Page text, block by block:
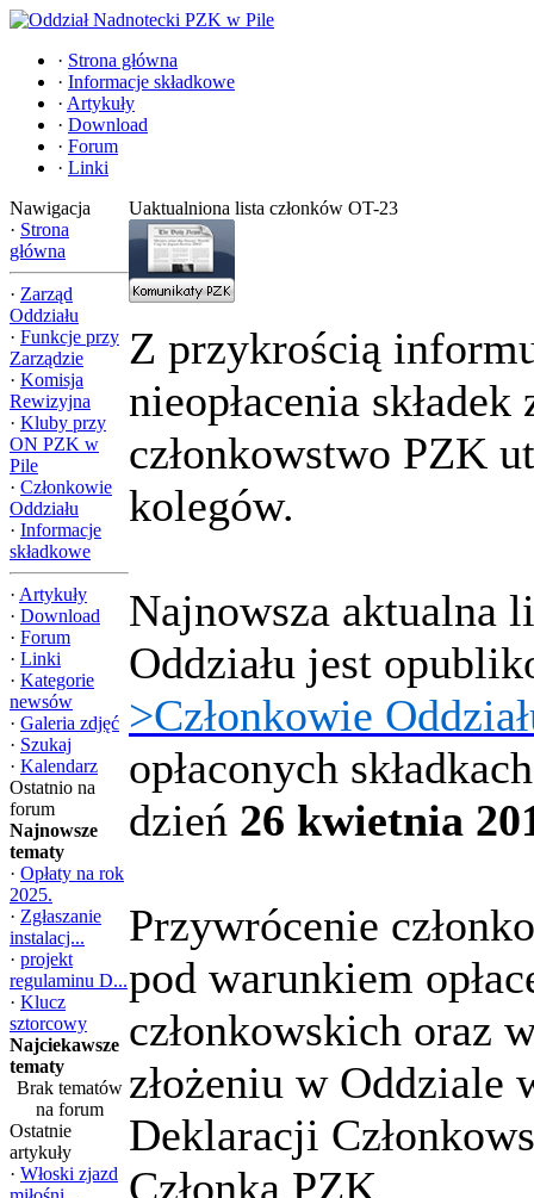
· Strona główna
· Informacje składkowe
· Artykuły
· Download
· Forum
· Linki
Nawigacja
· Strona
główna
· Zarząd
Oddziału
· Funkcje przy
Zarządzie
· Komisja
Rewizyjna
· Kluby przy
ON PZK w
Pile
· Członkowie
Oddziału
· Informacje
składkowe
· Artykuły
· Download
· Forum
· Linki
· Kategorie
newsów
· Galeria zdjęć
· Szukaj
· Kalendarz
Ostatnio na
forum
Najnowsze
tematy
· Opłaty na rok
2025.
· Zgłaszanie
instalacj...
· projekt
regulaminu D...
· Klucz
sztorcowy
Najciekawsze
tematy
Brak tematów
na forum
Ostatnie
artykuły
· Włoski zjazd
Uaktualniona lista członków OT-23
Z przykrością
nieopłacenia
członkowstwo PZK
kolegów.
Najnowsza aktualna
Oddziału jest
>Członkowie
opłaconych
dzień 26 kwietnia
Przywrócenie
pod warunkiem
członkowskich oraz
złożeniu w Oddziale
Deklaracji
Członka PZK